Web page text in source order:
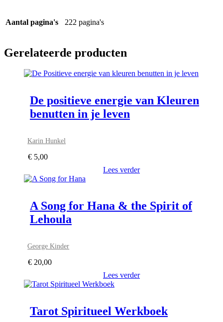
Aantal pagina's 222 pagina's
Gerelateerde producten
De positieve energie van Kleuren
benutten in je leven
Karin Hunkel
€ 5,00
Lees verder
A Song for Hana & the Spirit of
Lehoula
George Kinder
€ 20,00
Lees verder
Tarot Spiritueel Werkboek